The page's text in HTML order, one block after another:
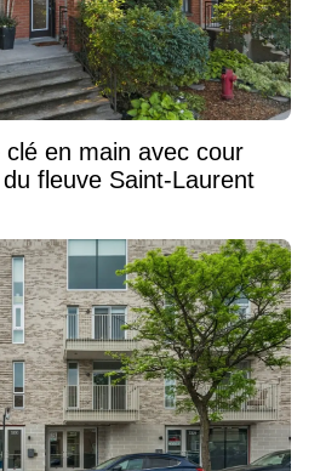
en main avec cour
fleuve Saint-Laurent